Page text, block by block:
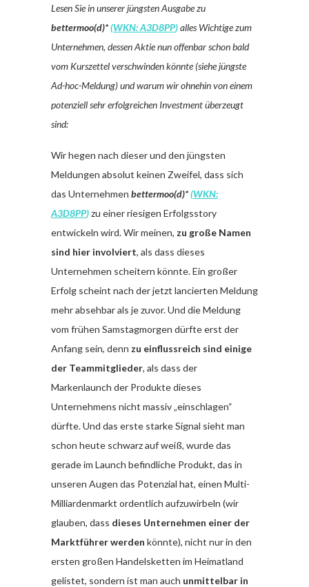
Lesen Sie in unserer jüngsten Ausgabe zu
bettermoo(d)*(WKN: A3D8PP)alles Wichtige zum
Unternehmen, dessen Aktie nun offenbar schon bald
vom Kurszettel verschwinden könnte (siehe jüngste
Ad-hoc-Meldung) und warum wir ohnehin von einem
potenziell sehr erfolgreichen Investment überzeugt
sind:
Wir hegen nach dieser und den jüngsten
Meldungen absolut keinen Zweifel, dass sich
das Unternehmen bettermoo(d)*(WKN:
A3D8PP)zu einer riesigen Erfolgsstory
entwickeln wird. Wir meinen, zu große Namen
sind hier involviert, als dass dieses
Unternehmen scheitern könnte. Ein großer
Erfolg scheint nach der jetzt lancierten Meldung
mehr absehbar als je zuvor. Und die Meldung
vom frühen Samstagmorgen dürfte erst der
Anfang sein, denn zu einflussreich sind einige
der Teammitglieder, als dass der
Markenlaunch der Produkte dieses
Unternehmens nicht massiv „einschlagen“
dürfte. Und das erste starke Signal sieht man
schon heute schwarz auf weiß, wurde das
gerade im Launch befindliche Produkt, das in
unseren Augen das Potenzial hat, einen Multi-
Milliardenmarkt ordentlich aufzuwirbeln (wir
glauben, dass dieses Unternehmen einer der
Marktführer werden könnte), nicht nur in den
ersten großen Handelsketten im Heimatland
gelistet, sondern ist man auch unmittelbar in